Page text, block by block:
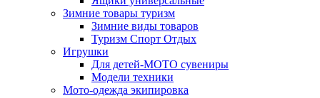
Зимние товары туризм
Зимние виды товаров
Туризм Спорт Отдых
Игрушки
Для детей-МОТО сувениры
Модели техники
Мото-одежда экипировка